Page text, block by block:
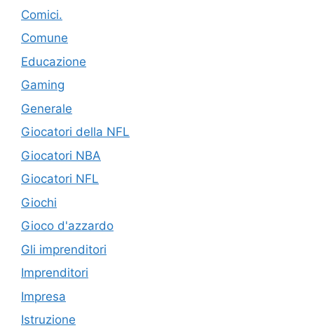
Comici.
Comune
Educazione
Gaming
Generale
Giocatori della NFL
Giocatori NBA
Giocatori NFL
Giochi
Gioco d'azzardo
Gli imprenditori
Imprenditori
Impresa
Istruzione